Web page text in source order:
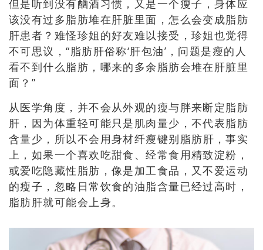
但是听到没有酗酒习惯 ， 又是一个瘦子， 身体应
该没有过多脂肪堆在肝脏里面，怎么会变成脂肪
肝患者？难怪珍姐的好友难以接受，珍姐也觉得
不可思议，“脂肪肝俗称‘肝包油’，问题是瘦的人
看不到什么脂肪，哪来的多余脂肪会堆在肝脏里
面？”
从医学角度，并不会从外观的瘦与胖来断定脂肪
肝，因为体重轻可能只是肌肉量少，不代表脂肪
含量少，所以不会用身材纤瘦键别脂肪肝，事实
上，如果一个喜欢吃甜食、经常食用精致淀粉，
或爱吃隐藏性脂肪，像是加工食品，又不爱运动
的瘦子，忽略日常饮食的油脂含量已经过高时，
脂肪肝就可能会上身。